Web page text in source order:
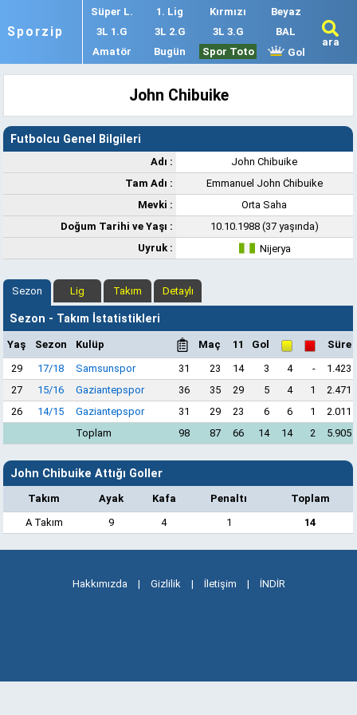
Sporzip
Süper L. 1. Lig Kırmızı
Beyaz
3L 1.G
3L 2.G 3L 3.G
BAL
Amatör
Bugün Spor Toto Gol
ara
John Chibuike
Futbolcu Genel Bilgileri
Adı :
John Chibuike
Tam Adı :
Emmanuel John Chibuike
Mevki :
Orta Saha
Doğum Tarihi ve Yaşı :
10.10.1988 (37 yaşında)
Uyruk :
Nijerya
Sezon Lig Takım Detaylı
Sezon - Takım İstatistikleri
Yaş Sezon Kulüp Maç 11 Gol
Süre
29
17/18 Samsunspor 31 23 14 3 4 -
1.423
27
15/16 Gaziantepspor 36 35 29 5 4 1
2.471
26
14/15 Gaziantepspor 31 29 23 6 6 1
2.011
Toplam
98 87 66 14 14 2 5.905
John Chibuike Attığı Goller
Takım Ayak Kafa Penaltı
Toplam
A Takım
9 4 1 14
Hakkımızda | Gizlilik | İletişim | İNDİR